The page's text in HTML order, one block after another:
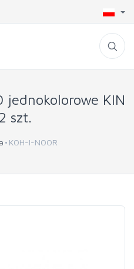
jednokolorowe KIN
szt.
KOH-I-NOOR